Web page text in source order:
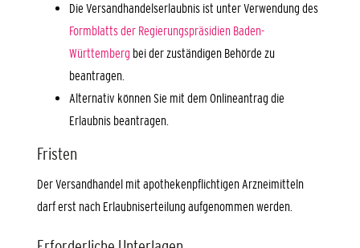
Die Versandhandelserlaubnis ist unter Verwendung des
Formblatts der Regierungspräsidien Baden-
Württemberg bei der zuständigen Behörde zu
beantragen.
Alternativ können Sie mit dem Onlineantrag die
Erlaubnis beantragen.
Fristen
Der Versandhandel mit apothekenpflichtigen Arzneimitteln
darf erst nach Erlaubniserteilung aufgenommen werden.